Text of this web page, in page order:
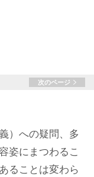
次のページ
）への疑問、多
姿にまつわるこ
ることは変わら